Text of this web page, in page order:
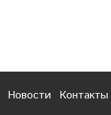
Новости Контакты